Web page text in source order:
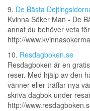
9. De Bästa
Kvinna Söker Man - De
annat du behöver veta
http://
10. Resdagboken.se
Resdagboken är en
reser. Med hjälp av den
vänner eller träffar nya
skriva dagbok under
http://